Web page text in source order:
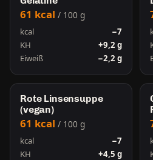
61 kcal / 100 g
kcal
−7
KH
+9,2 g
Eiweiß
−2,2 g
Rote Linsensuppe
(vegan)
61 kcal / 100 g
kcal
−7
KH
+4,5 g